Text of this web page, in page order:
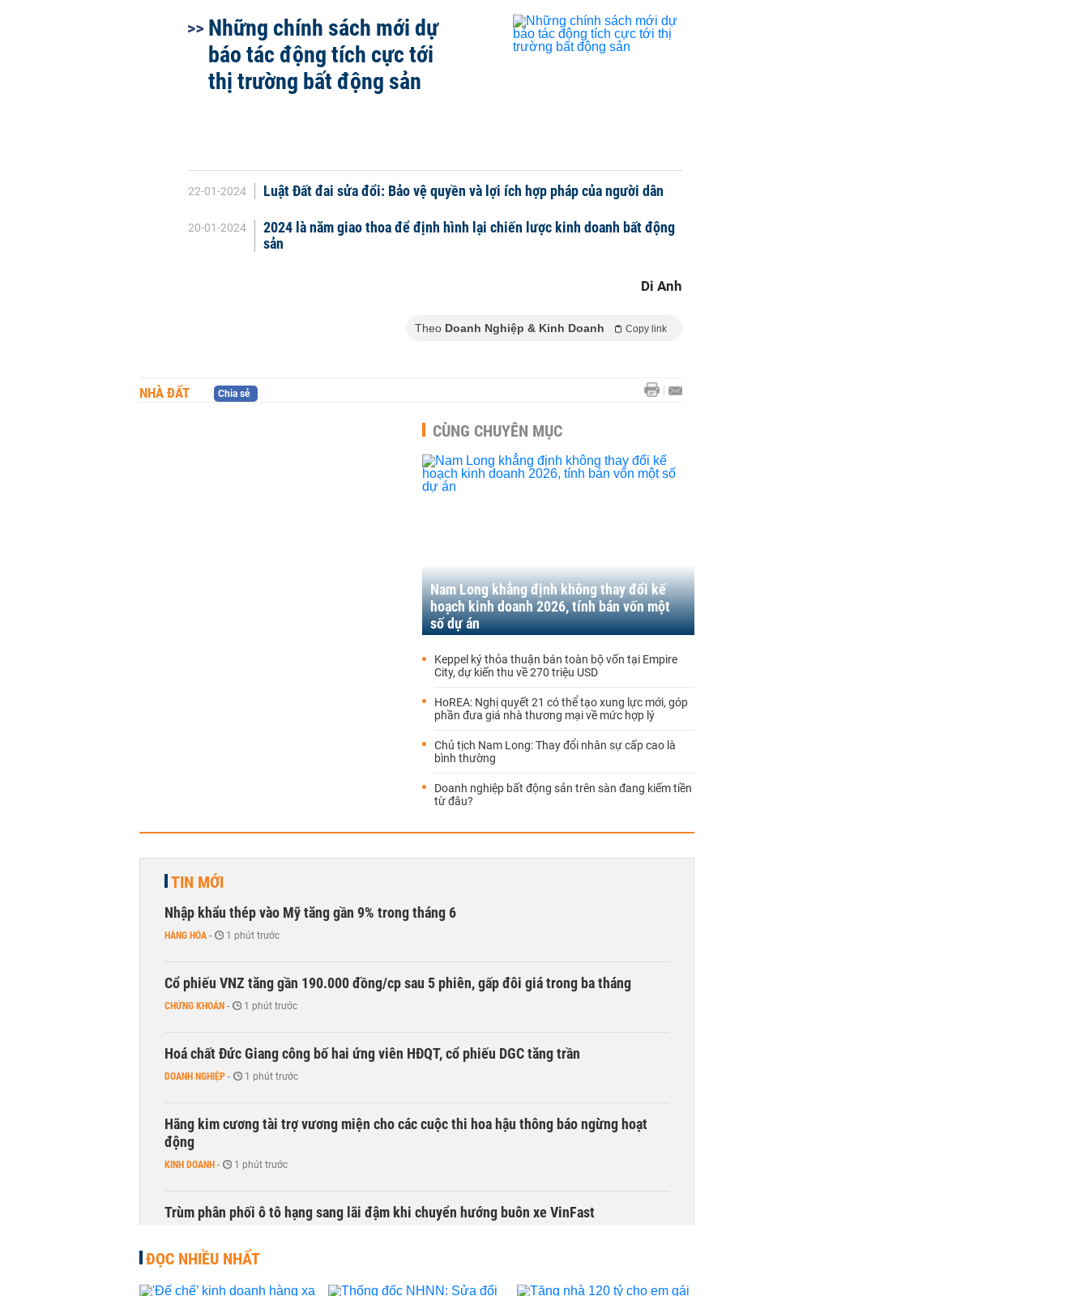
Những chính sách mới dự
báo tác động tích cực tới
thị trường bất động sản
22-01-2024 Luật Đất đai sửa đổi: Bảo vệ quyền và lợi ích hợp pháp của người dân
20-01-2024
2024 là năm giao thoa để định hình lại chiến lược kinh doanh bất động
sản
Di Anh
Theo Doanh Nghiệp & Kinh Doanh Copy link
NHÀ ĐẤT Chia sẻ
CÙNG CHUYÊN MỤC
Nam Long khẳng định không thay đổi kế
hoạch kinh doanh 2026, tính bán vốn một
số dự án
Keppel ký thỏa thuận bán toàn bộ vốn tại Empire
City, dự kiến thu về 270 triệu USD
HoREA: Nghị quyết 21 có thể tạo xung lực mới, góp
phần đưa giá nhà thương mại về mức hợp lý
Chủ tịch Nam Long: Thay đổi nhân sự cấp cao là
bình thường
Doanh nghiệp bất động sản trên sàn đang kiếm tiền
từ đâu?
TIN MỚI
Nhập khẩu thép vào Mỹ tăng gần 9% trong tháng 6
HÀNG HÓA - 1 phút trước
Cổ phiếu VNZ tăng gần 190.000 đồng/cp sau 5 phiên, gấp đôi giá trong ba tháng
CHỨNG KHOÁN - 1 phút trước
Hoá chất Đức Giang công bố hai ứng viên HĐQT, cổ phiếu DGC tăng trần
DOANH NGHIỆP - 1 phút trước
Hãng kim cương tài trợ vương miện cho các cuộc thi hoa hậu thông báo ngừng hoạt
động
KINH DOANH - 1 phút trước
Trùm phân phối ô tô hạng sang lãi đậm khi chuyển hướng buôn xe VinFast
ĐỌC NHIỀU NHẤT